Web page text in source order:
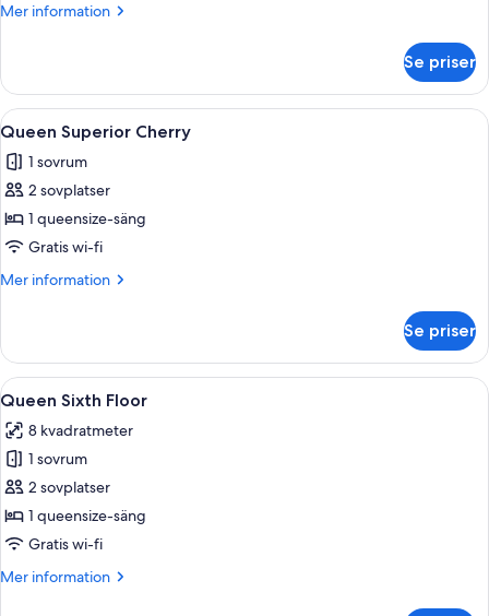
Mer information
Mer
Executive
Se priser
Öppna
alla
foton
för
Queen
Superior
Cherry
Ett modernt hotellrum med en stor
4
Queen Superior Cherry
1 sovrum
2 sovplatser
1 queensize-säng
Gratis wi-fi
Mer information
Mer
Superior
Cherry
Se priser
Öppna
alla
foton
för
Queen
Sixth
Floor
Ett hotellrum med en säng, ett
4
Queen Sixth Floor
8 kvadratmeter
1 sovrum
2 sovplatser
1 queensize-säng
Gratis wi-fi
Mer information
Mer